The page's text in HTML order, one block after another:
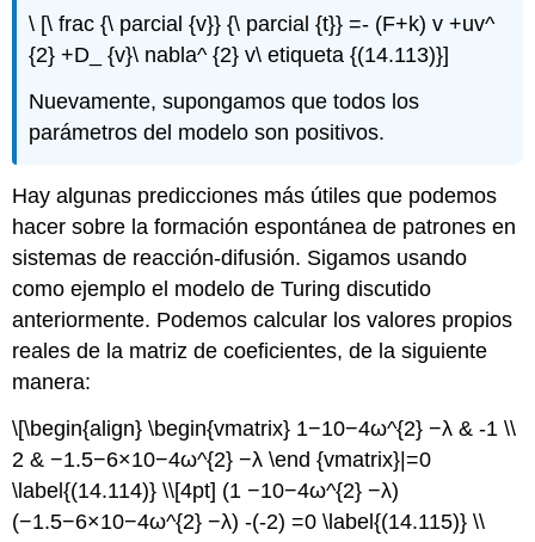
\ [\ frac {\ parcial {v}} {\ parcial {t}} =- (F+k) v +uv^
{2} +D_ {v}\ nabla^ {2} v\ etiqueta {(14.113)}]
Nuevamente, supongamos que todos los
parámetros del modelo son positivos.
Hay algunas predicciones más útiles que podemos
hacer sobre la formación espontánea de patrones en
sistemas de reacción-difusión. Sigamos usando
como ejemplo el modelo de Turing discutido
anteriormente. Podemos calcular los valores propios
reales de la matriz de coeficientes, de la siguiente
manera:
\[\begin{align} \begin{vmatrix} 1−10−4ω^{2} −λ & -1 \\
2 & −1.5−6×10−4ω^{2} −λ \end {vmatrix}|=0
\label{(14.114)} \\[4pt] (1 −10−4ω^{2} −λ)
(−1.5−6×10−4ω^{2} −λ) -(-2) =0 \label{(14.115)} \\